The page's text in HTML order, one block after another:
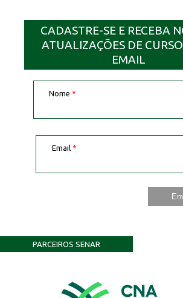
CADASTRE-SE E RECEBA
ATUALIZAÇÕES DE
EMAIL
Nome *
Email *
PARCEIROS SENAR